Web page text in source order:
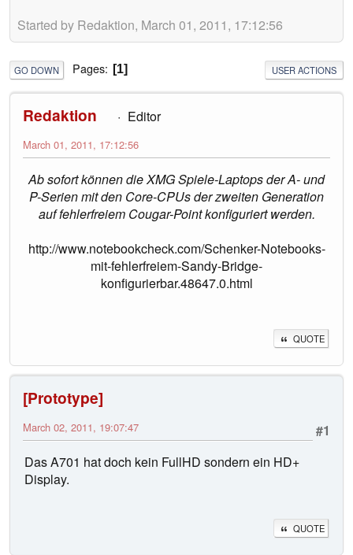
Started by Redaktion, March 01, 2011, 17:12:56
GO DOWN Pages 1 USER ACTIONS
Redaktion Editor
March 01, 2011, 17:12:56
Ab sofort können die XMG Spiele-Laptops der A- und
P-Serien mit den Core-CPUs der zweiten Generation
auf fehlerfreiem Cougar-Point konfiguriert werden.
http://www.notebookcheck.com/Schenker-Notebooks-
mit-fehlerfreiem-Sandy-Bridge-
konfigurierbar.48647.0.html
QUOTE
[Prototype]
#1
March 02, 2011, 19:07:47
Das A701 hat doch kein FullHD sondern ein HD+
Display.
QUOTE